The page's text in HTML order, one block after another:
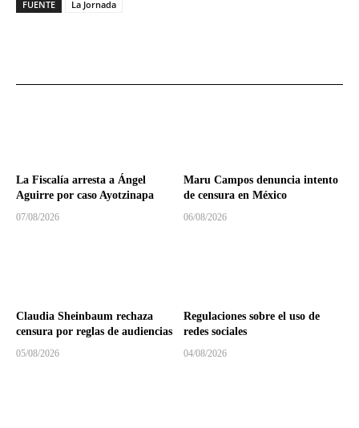
FUENTE La Jornada
La Fiscalía arresta a Ángel
Aguirre por caso Ayotzinapa
07/08/2026
Maru Campos denuncia intento
de censura en México
06/08/2026
Claudia Sheinbaum rechaza
censura por reglas de audiencias
05/08/2026
Regulaciones sobre el uso de
redes sociales
04/08/2026